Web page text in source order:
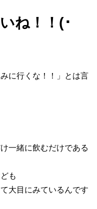
ね！！(･
に行くな！！」とは言
一緒に飲むだけである
も
大目にみているんです